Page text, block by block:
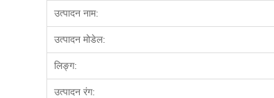
उत्पादन नाम:
उत्पादन मोडेल:
लिङ्ग:
उत्पादन रंग: